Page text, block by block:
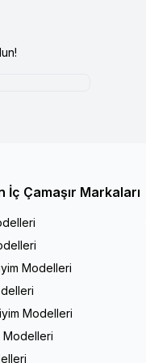
İç Çamaşır Markaları
Modelleri
Modelleri
Modelleri